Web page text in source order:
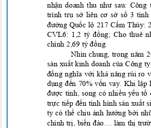
nhậndoanh thu như sau:
trình trụsở liên cơ sở số 3 tỉnh
đường Quốc lộ 217 Cẩm Thủy:
CVL6: 1,2 tỷ đồng;Cho thuê
chính 2,69 tỷ đồng.
Nhìn chung, trong năm
sản xuất kinh doanh của Công
đồng nghĩa với khả năng rủi ro v
dụng đến 70% vốn vay. Khi lập
được tính, song có nhiều yếu tố
trực tiếp đến tình hình sản xuất
ty có thểchịu ảnh hưởng bởi nh
chính trị , biển đảo… làm thị trườ